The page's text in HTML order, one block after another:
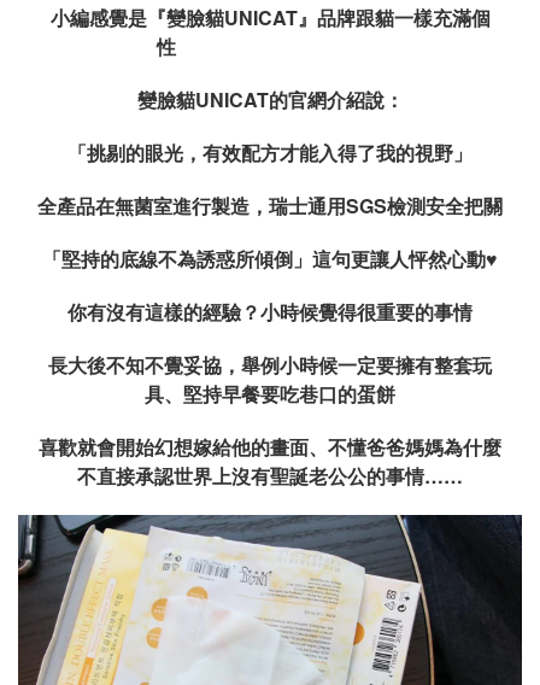
小編感覺是『變臉貓UNICAT』品牌跟貓一樣充滿個
性
變臉貓UNICAT的官網介紹說：
「挑剔的眼光，有效配方才能入得了我的視野」
全產品在無菌室進行製造，瑞士通用SGS檢測安全把關
「堅持的底線不為誘惑所傾倒」這句更讓人怦然心動♥
你有沒有這樣的經驗？小時候覺得很重要的事情
長大後不知不覺妥協，舉例小時候一定要擁有整套玩
具、堅持早餐要吃巷口的蛋餅
喜歡就會開始幻想嫁給他的畫面、不懂爸爸媽媽為什麼
不直接承認世界上沒有聖誕老公公的事情……